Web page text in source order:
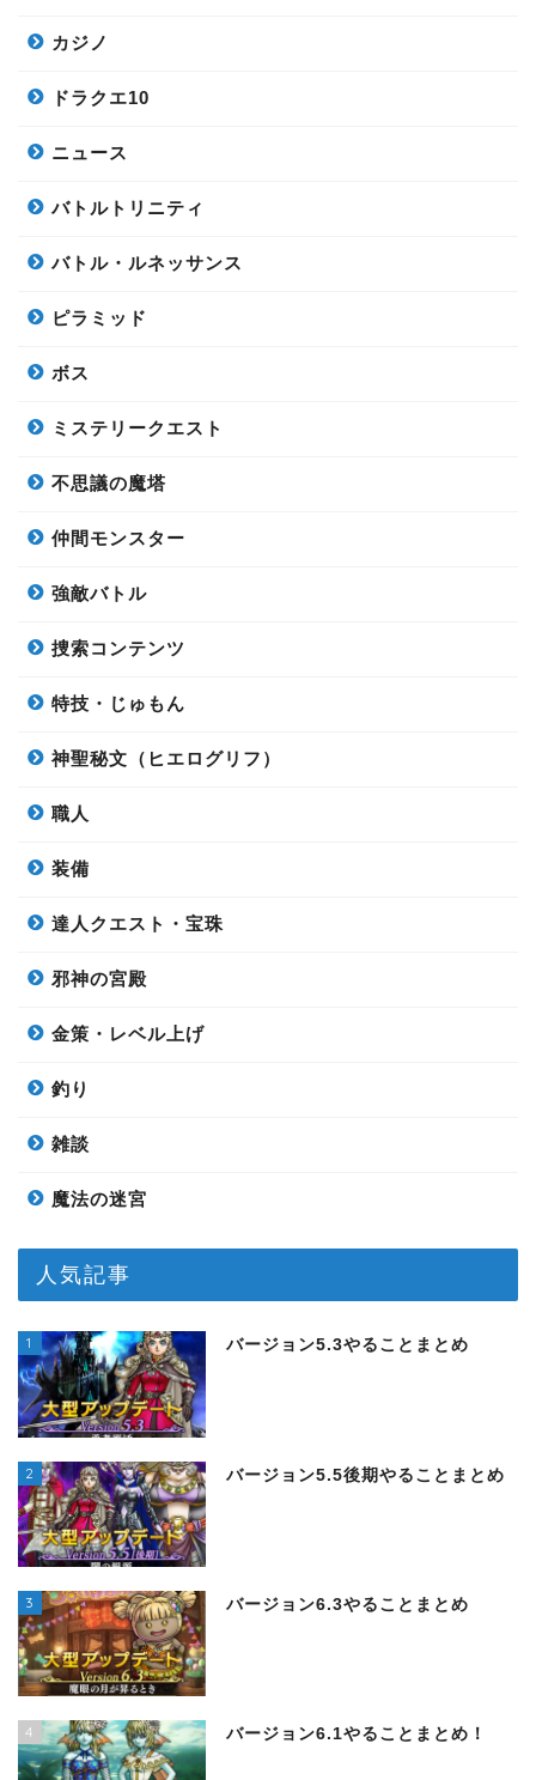
カジノ
ドラクエ10
ニュース
バトルトリニティ
バトル・ルネッサンス
ピラミッド
ボス
ミステリークエスト
不思議の魔塔
仲間モンスター
強敵バトル
捜索コンテンツ
特技・じゅもん
神聖秘文（ヒエログリフ）
職人
装備
達人クエスト・宝珠
邪神の宮殿
金策・レベル上げ
釣り
雑談
魔法の迷宮
人気記事
1 バージョン5.3やることまとめ
2 バージョン5.5後期やることまとめ
3 バージョン6.3やることまとめ
4 バージョン6.1やることまとめ！